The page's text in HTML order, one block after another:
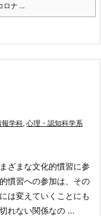
ロナ ...
報学科, 心理・認知科学系
ざまな文化的慣習に参
慣習への参加は、その
は変えていくことにも
れない関係なの ...